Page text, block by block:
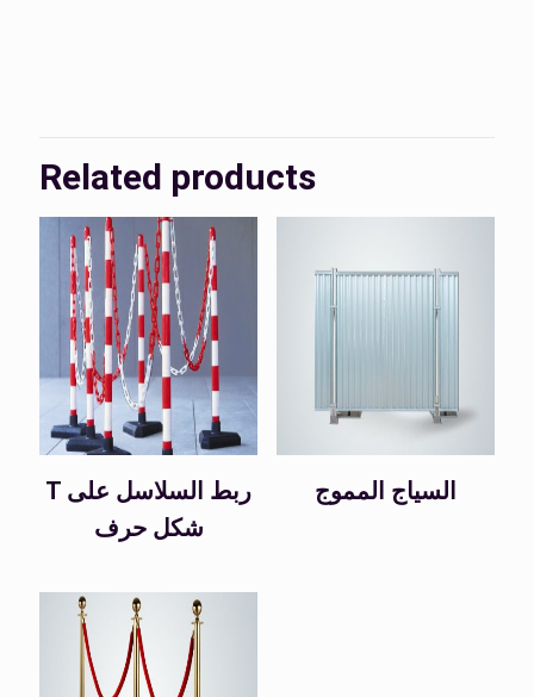
Related products
T ربط السلاسل على
شكل حرف
السياج المموج